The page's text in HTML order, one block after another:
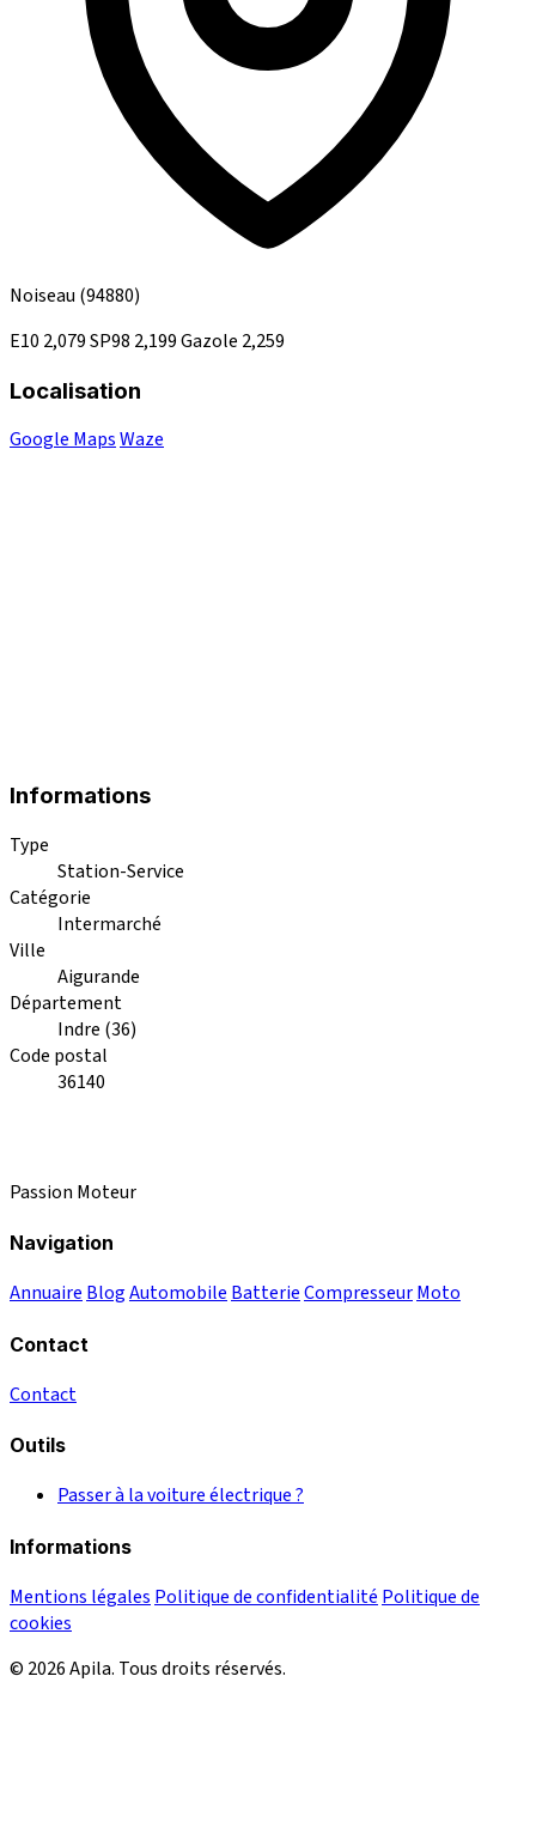
Noiseau (94880)
E10 2,079SP98 2,199Gazole 2,259
Localisation
Google MapsWaze
Informations
Type
Station-Service
Catégorie
Intermarché
Ville
Aigurande
Département
Indre (36)
Code postal
36140
Passion Moteur
Navigation
Annuaire BlogAutomobile BatterieCompresseurMoto
Contact
Contact
Outils
Passer à la voiture électrique ?
Informations
Mentions légales Politique de confidentialité Politique de
cookies
© 2026 Apila. Tous droits réservés.